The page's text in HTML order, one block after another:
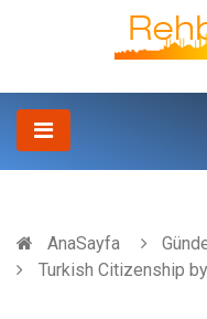
AnaSayfa
Turkish Citizenship